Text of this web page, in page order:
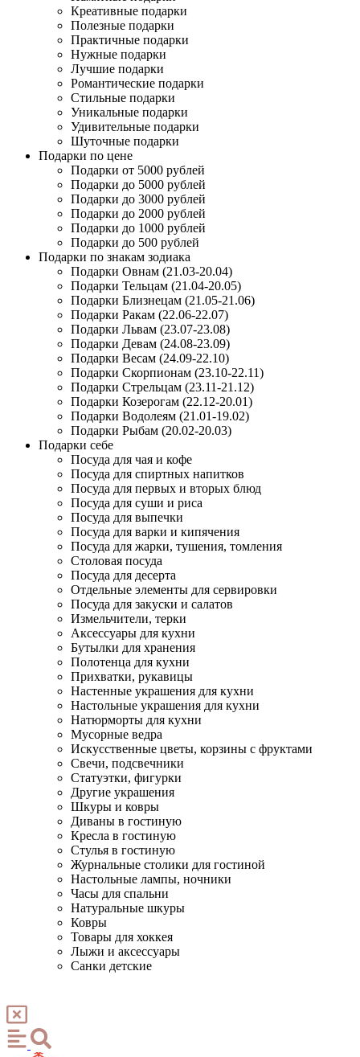
Креативные подарки
Полезные подарки
Практичные подарки
Нужные подарки
Лучшие подарки
Романтические подарки
Стильные подарки
Уникальные подарки
Удивительные подарки
Шуточные подарки
Подарки по цене
Подарки от 5000 рублей
Подарки до 5000 рублей
Подарки до 3000 рублей
Подарки до 2000 рублей
Подарки до 1000 рублей
Подарки до 500 рублей
Подарки по знакам зодиака
Подарки Овнам (21.03-20.04)
Подарки Тельцам (21.04-20.05)
Подарки Близнецам (21.05-21.06)
Подарки Ракам (22.06-22.07)
Подарки Львам (23.07-23.08)
Подарки Девам (24.08-23.09)
Подарки Весам (24.09-22.10)
Подарки Скорпионам (23.10-22.11)
Подарки Стрельцам (23.11-21.12)
Подарки Козерогам (22.12-20.01)
Подарки Водолеям (21.01-19.02)
Подарки Рыбам (20.02-20.03)
Подарки себе
Посуда для чая и кофе
Посуда для спиртных напитков
Посуда для первых и вторых блюд
Посуда для суши и риса
Посуда для выпечки
Посуда для варки и кипячения
Посуда для жарки, тушения, томления
Столовая посуда
Посуда для десерта
Отдельные элементы для сервировки
Посуда для закуски и салатов
Измельчители, терки
Аксессуары для кухни
Бутылки для хранения
Полотенца для кухни
Прихватки, рукавицы
Настенные украшения для кухни
Настольные украшения для кухни
Натюрморты для кухни
Мусорные ведра
Искусственные цветы, корзины с фруктами
Свечи, подсвечники
Статуэтки, фигурки
Другие украшения
Шкуры и ковры
Диваны в гостиную
Кресла в гостиную
Стулья в гостиную
Журнальные столики для гостиной
Настольные лампы, ночники
Часы для спальни
Натуральные шкуры
Ковры
Товары для хоккея
Лыжи и аксессуары
Санки детские